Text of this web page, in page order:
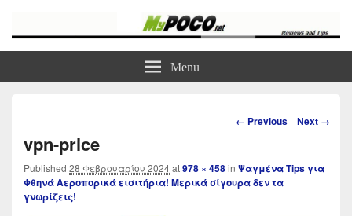
Τα καλύτερα Reviews , Συγκρίσεις , VPN , Webhosting
Menu
Image
← Previous Next →
vpn-price
Published 28 Φεβρουαρίου 2024at978 × 458in Ψαγμένα Tips για
Φθηνά Αεροπορικά εισιτήρια! Μερικά σίγουρα δεν τα
γνωρίζεις!